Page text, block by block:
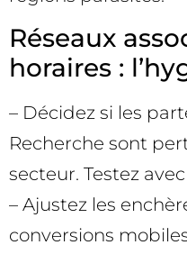
Réseaux
horaires :
– Décidez si les
Recherche sont
secteur. Testez
– Ajustez les
conversions